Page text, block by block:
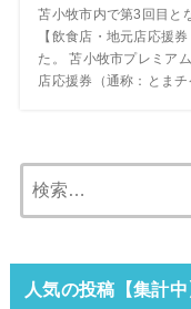
苫小牧市内で第3回目と
【飲食店・地元店応援
た。 苫小牧市プレミア
店応援券（通称：とまチ
人気の投稿【集計中